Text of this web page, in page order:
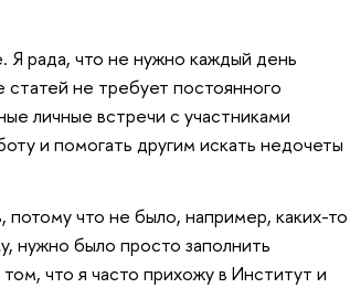
Я рада, что не нужно каждый день
статей не требует постоянного
личные встречи с участниками
и помогать другим искать недочеты
что не было, например, каких-то
нужно было просто заполнить
что я часто прихожу в Институт и